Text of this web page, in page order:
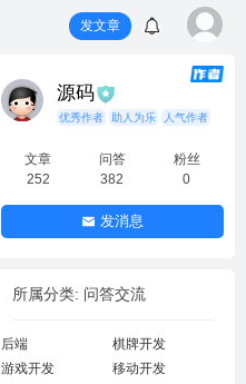
发文章
源码
优秀作者 助人为乐 人气作者
文章
252
问答
382
粉丝
0
发消息
所属分类: 问答交流
后端
棋牌开发
游戏开发
移动开发